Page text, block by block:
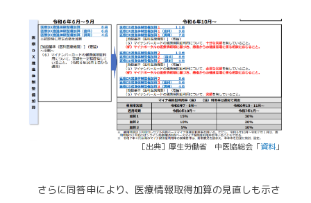
［出典］厚生労働省 中医協総会「資料 」
さらに同答申により、医療情報取得加算の見直しも示さ